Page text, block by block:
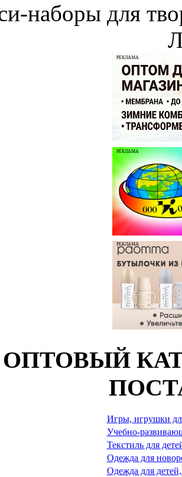
наборы для
РЕКЛАМА
РЕКЛАМА
РЕКЛАМА
ОПТОВЫЙ
Игры, игрушки
Учебно-
Текстиль для
Одежда для
Одежда для